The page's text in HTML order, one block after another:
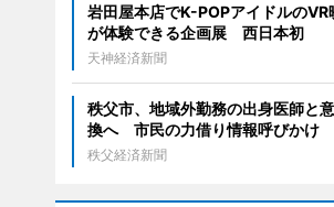
岩田屋本店でK-POPアイドルのVR
が体験できる企画展 西日本初
天神経済新聞
秩父市、地域外勤務の出身医師と
換へ 市民の力借り情報呼びかけ
秩父経済新聞